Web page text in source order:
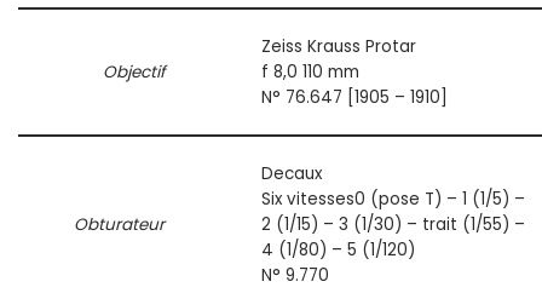
Objectif
Zeiss Krauss Protar
f 8,0 110 mm
N° 76.647 [1905 – 1910]
Obturateur
Decaux
Six vitesses0 (pose T) – 1 (1/5) –
2 (1/15) – 3 (1/30) – trait (1/55) –
4 (1/80) – 5 (1/120)
N° 9.770